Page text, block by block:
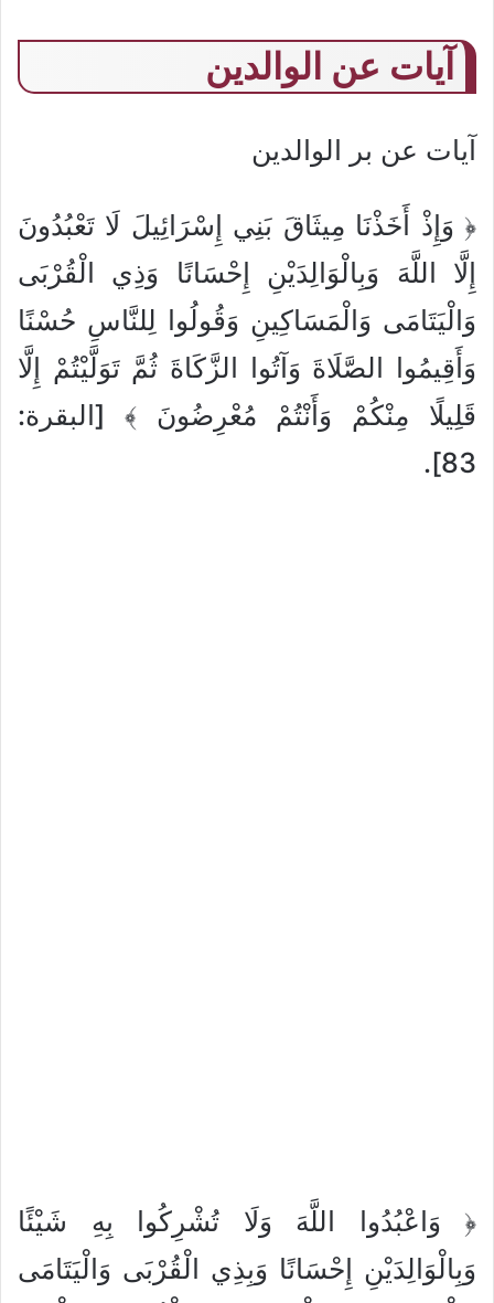
آيات عن الوالدين
آيات عن بر الوالدين
﴿ وَإِذْ أَخَذْنَا مِيثَاقَ بَنِي إِسْرَائِيلَ لَا تَعْبُدُونَ
إِلَّا اللَّهَ وَبِالْوَالِدَيْنِ إِحْسَانًا وَذِي الْقُرْبَى
وَالْيَتَامَى وَالْمَسَاكِينِ وَقُولُوا لِلنَّاسِ حُسْنًا
وَأَقِيمُوا الصَّلَاةَ وَآتُوا الزَّكَاةَ ثُمَّ تَوَلَّيْتُمْ إِلَّا
قَلِيلًا مِنْكُمْ وَأَنْتُمْ مُعْرِضُونَ ﴾ [البقرة:
83].
﴿ وَاعْبُدُوا اللَّهَ وَلَا تُشْرِكُوا بِهِ شَيْئًا
وَبِالْوَالِدَيْنِ إِحْسَانًا وَبِذِي الْقُرْبَى وَالْيَتَامَى